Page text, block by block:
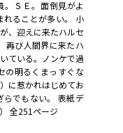
ＳＥ。面倒見がよ
れることが多い。 小
、迎えに来たハルセ
再び人間界に来たハ
ている。ノンケで過
の明るくまっすぐな
に惹かれはじめてお
らでもない。 表紙デ
全251ページ